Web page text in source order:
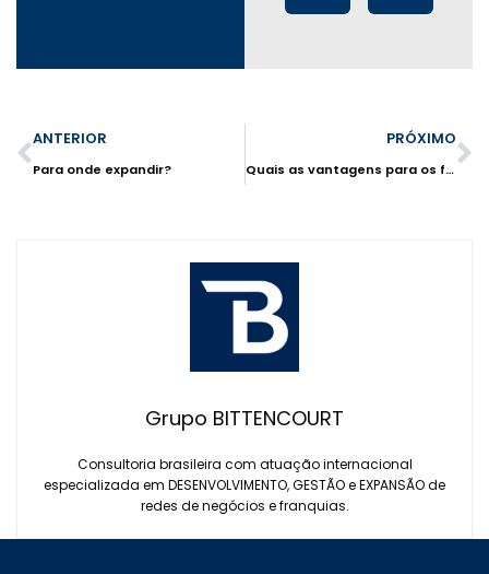
ANTERIOR
Para onde expandir?
PRÓXIMO
Quais as vantagens para os futuros franqueados da rede?
Grupo BITTENCOURT
Consultoria brasileira com atuação internacional
especializada em DESENVOLVIMENTO, GESTÃO e EXPANSÃO de
redes de negócios e franquias.